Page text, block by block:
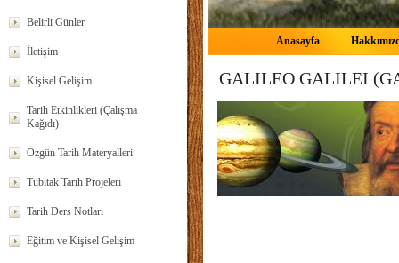
Belirli Günler
İletişim
Kişisel Gelişim
Tarih Etkinlikleri (Çalışma
Kağıdı)
Özgün Tarih Materyalleri
Tübitak Tarih Projeleri
Tarih Ders Notları
Eğitim ve Kişisel Gelişim
Anasayfa
GALILEO GALILEI